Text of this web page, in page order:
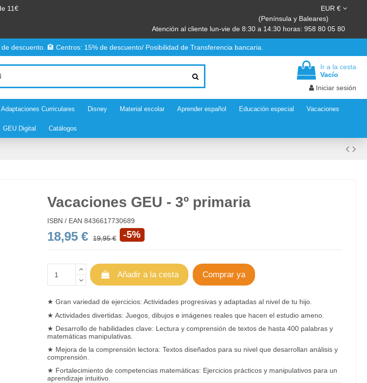
11€
EUR €
(Península y Baleares)
Atención al cliente lun-vie de 8:30 a 14:30 horas: 958 80 05 80
descuento. 🏨 Centros: 15% de descuento/ Posibilidad de Transferencia bancaria.
Ir a la cesta
Vacío
Iniciar sesión
Adaptaciones Curriculares Disney Material escolar Aprender español Educación especial Vacaciones
GEU Digital Catálogos
Vacaciones GEU - 3º primaria
ISBN / EAN 8436617730689
18,95 € 19,95 € -5%
Añadir a la cesta Comprar ya
★ Gran variedad de ejercicios: Actividades progresivas y adaptadas al nivel de tu hijo.
★ Actividades divertidas: Juegos, dibujos e imágenes reales que hacen el estudio ameno.
★ Desarrollo de habilidades clave: Lectura y comprensión de textos de hasta 400 palabras y
matemáticas manipulativas.
★ Mejora de la comprensión lectora: Textos diseñados para su nivel que desarrollan análisis y
comprensión.
★ Fortalecimiento de competencias matemáticas: Ejercicios prácticos y manipulativos para un
aprendizaje intuitivo.